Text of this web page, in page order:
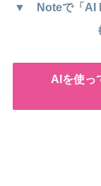
▼ Noteで「AI
AIを使っ